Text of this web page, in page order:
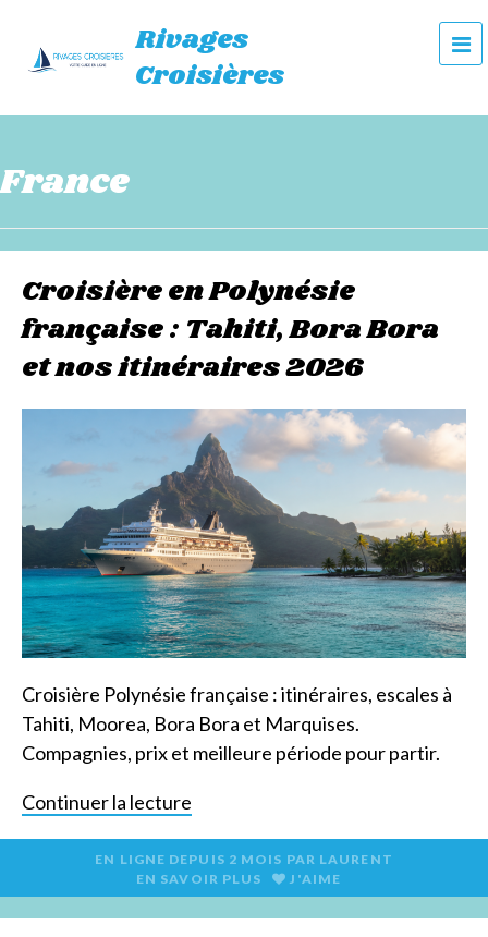
Rivages
Croisières
e
n
France
Croisière en Polynésie
française : Tahiti, Bora Bora
et nos itinéraires 2026
Croisière Polynésie française : itinéraires, escales à
Tahiti, Moorea, Bora Bora et Marquises.
Compagnies, prix et meilleure période pour partir.
Continuer la lecture
EN LIGNE DEPUIS 2 MOIS PAR LAURENT
EN SAVOIR PLUS
J'AIME